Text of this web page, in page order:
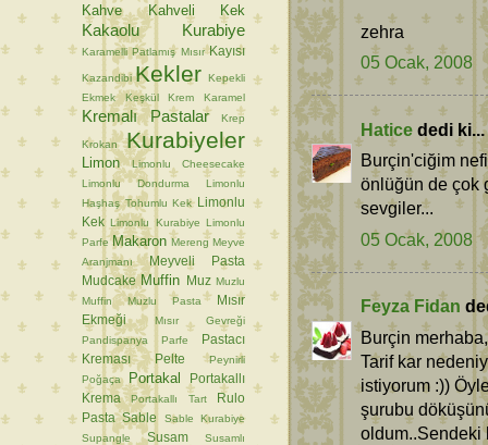
zehra
05 Ocak, 2008
Hatice dedi ki...
Burçin'ciğim
önlüğün de çok
sevgiler...
05 Ocak, 2008
Feyza Fidan
Burçin merhaba,
Tarif kar
istiyorum :))
şurubu
oldum..Sendeki
Kahve Kahveli Kek
Kakaolu Kurabiye
Karamelli Patlamış Mısır Kayısı
Kazandibi Kekler Kepekli
Ekmek
Keşkül Krem Karamel
Kremalı Pastalar Krep
Krokan Kurabiyeler
Limon
Limonlu Cheesecake
Limonlu Dondurma
Limonlu
Haşhaş Tohumlu Kek
Limonlu
Kek Limonlu Kurabiye Limonlu
Parfe Makaron Mereng Meyve
Aranjmanı
Meyveli Pasta
Mudcake Muffin Muz Muzlu
Muffin
Muzlu Pasta
Mısır
Ekmeği
Mısır Gevreği
Pandispanya
Parfe
Pastacı
Kreması
Pelte
Peynirli
Poğaça
Portakal
Portakallı
Krema
Portakallı Tart
Rulo
Pasta Sable
Sable Kurabiye
Supangle
Susam Susamlı